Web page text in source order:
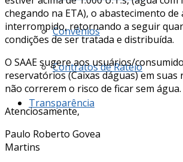
Convênios
Contratos de Rateio
Transparência
chegando na ETA), o abastecimento de
interrompido, retornando a seguir
condições de ser tratada e distribuída.
O SAAE sugere aos usuários/
reservatórios (Caixas dáguas) em suas
não correrem o risco de ficar sem água.
Atenciosamente,
Paulo Roberto Govea
Martins